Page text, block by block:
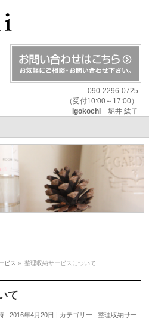
090-2296-0725
（受付10:00～17:00）
igokochi堀井 紘子
ビス » 整理収納サービスについて
て
: 2016年4月20日 カテゴリー :整理収納サー